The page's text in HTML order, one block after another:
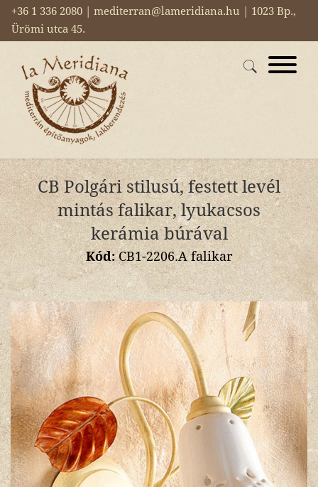
+36 1 336 2080 | mediterran@lameridiana.hu | 1023 Bp.,
Ürömi utca 45.
CB Polgári stilusú, festett levél
mintás falikar, lyukacsos
kerámia búrával
Kód:CB1-2206.A falikar